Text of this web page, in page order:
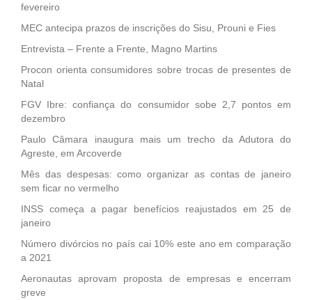
fevereiro
MEC antecipa prazos de inscrições do Sisu, Prouni e Fies
Entrevista – Frente a Frente, Magno Martins
Procon orienta consumidores sobre trocas de presentes de
Natal
FGV Ibre: confiança do consumidor sobe 2,7 pontos em
dezembro
Paulo Câmara inaugura mais um trecho da Adutora do
Agreste, em Arcoverde
Mês das despesas: como organizar as contas de janeiro
sem ficar no vermelho
INSS começa a pagar benefícios reajustados em 25 de
janeiro
Número divórcios no país cai 10% este ano em comparação
a 2021
Aeronautas aprovam proposta de empresas e encerram
greve